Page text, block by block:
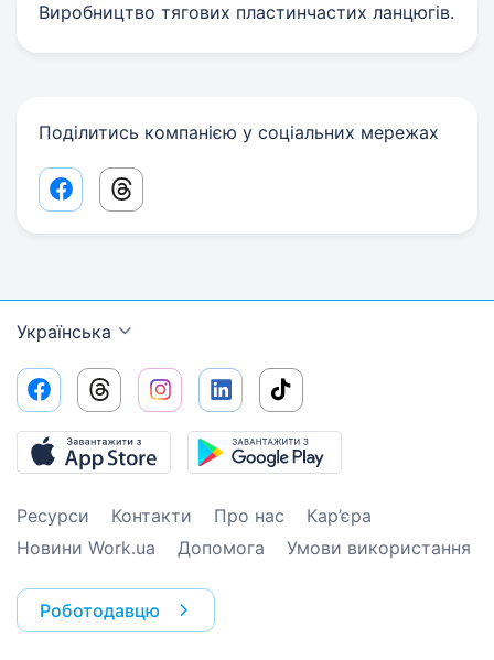
Виробництво тягових пластинчастих ланцюгів.
Поділитись компанією у соціальних мережах
Facebook share link
Threads share link
Українська
Ресурси Контакти Про нас
Кар’єра
Новини Work.ua
Допомога Умови використання
Роботодавцю